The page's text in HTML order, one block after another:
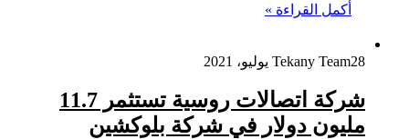
أكمل القراءة »
Tekany Team28 يوليو، 2021
شركة اتصالات روسية تستثمر 11.7
مليون دولار في شركة بلوكشين